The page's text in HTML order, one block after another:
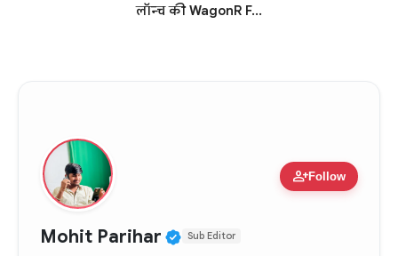
लॉन्च की WagonR F...
person_addFollow
Mohit Parihar Verified Public Figure •
Sub Editor